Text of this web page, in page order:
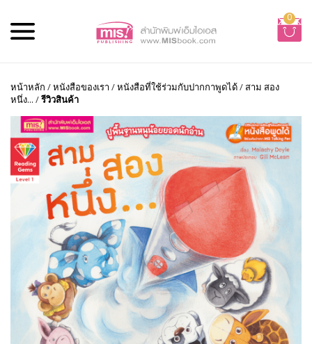
0
หน้าหลัก /หนังสือของเรา /หนังสือที่ใช้ร่วมกับปากกาพูดได้/สาม สอง
หนึ่ง... /รีวิวสินค้า